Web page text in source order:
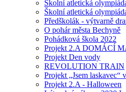
Školní atletická
Školní atletická
Předškolák - výtvarně
O pohár města Bechyně
Pohádková škola 2022
Projekt 2.A DOMÁCÍ
Projekt Den vody
REVOLUTION TRAIN
Projekt „Jsem laskavec“
Projekt 2.A - Halloween